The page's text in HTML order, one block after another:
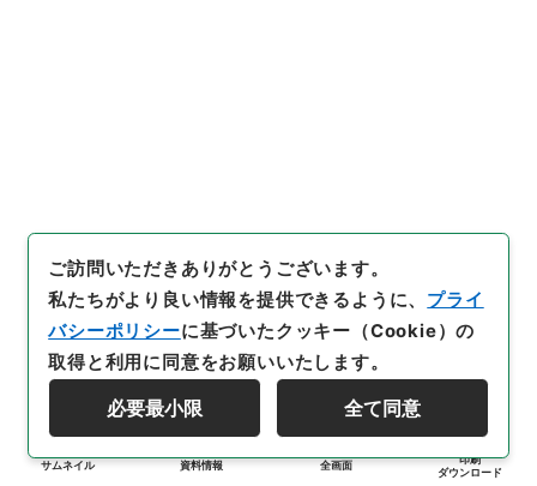
サムネイル 資料情報 全画面
印刷
ダウンロード
ご訪問いただきありがとうございます。
私たちがより良い情報を提供できるように、 プライ
バシーポリシーに基づいたクッキー（Cookie）の
取得と利用に同意をお願いいたします。
必要最小限 全て同意